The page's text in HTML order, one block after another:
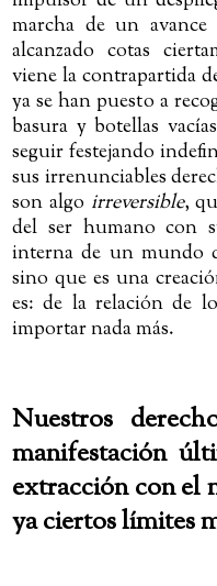
marcha de un
alcanzado cotas
viene la contrapartida
ya se han puesto a
basura y botellas
seguir festejando
sus irrenunciables
son algo irreversible,
del ser humano con
interna de un mundo
sino que es una
es: de la relación de
importar nada más.
Nuestros
manifestación
extracción con el
ya ciertos límites